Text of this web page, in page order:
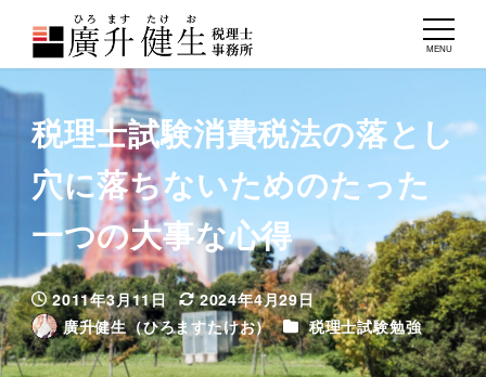
MENU
税理士試験消費税法の落とし
穴に落ちないためのたった
一つの大事な心得
投稿日
2011年3月11日
更新日
2024年4月29日
著
者
廣升健生（ひろますたけお） カテゴリー
税理士試験勉強